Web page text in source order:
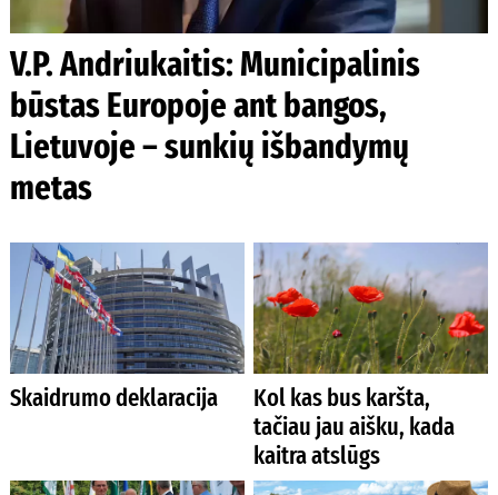
V.P. Andriukaitis: Municipalinis
būstas Europoje ant bangos,
Lietuvoje – sunkių išbandymų
metas
Skaidrumo deklaracija
Kol kas bus karšta,
tačiau jau aišku, kada
kaitra atslūgs